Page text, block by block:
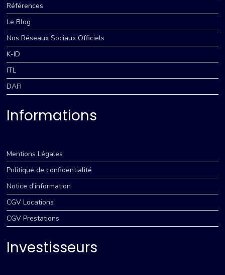
Références
Le Blog
Nos Réseaux Sociaux Officiels
K-ID
ITL
DAFI
Informations
Mentions Légales
Politique de confidentialité
Notice d'information
CGV Locations
CGV Prestations
Investisseurs